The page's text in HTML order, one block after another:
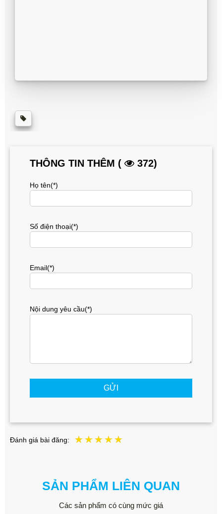
THÔNG TIN THÊM ( 372)
Họ tên(*)
Số điện thoại(*)
Email(*)
Nội dung yêu cầu(*)
GỬI
Đánh giá bài đăng:
SẢN PHẨM LIÊN QUAN
Các sản phẩm có cùng mức giá